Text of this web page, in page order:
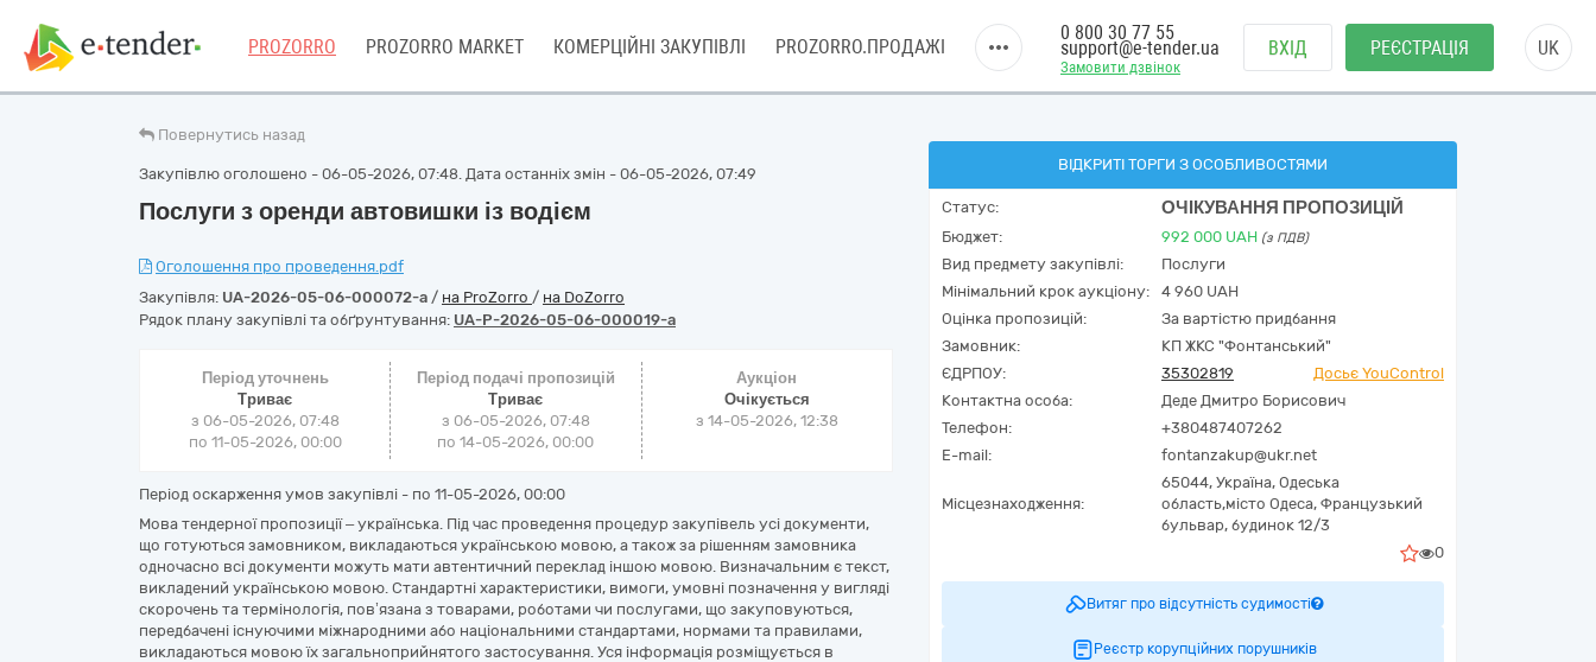
PROZORRO PROZORRO MARKET КОМЕРЦІЙНІ ЗАКУПІВЛІ PROZORRO.ПРОДАЖІ
Замовити дзвінок
0 800 30 77 55
support@e-tender.ua ВХІД РЕЄСТРАЦІЯ UK
Повернутись назад
Закупівлю оголошено - 06-05-2026, 07:48. Дата останніх змін - 06-05-2026, 07:49
Послуги з оренди автовишки із водієм
Оголошення про проведення.pdf
Закупівля: UA-2026-05-06-000072-a / на ProZorro / на DoZorro
Рядок плану закупівлі та обґрунтування: UA-P-2026-05-06-000019-a
Період уточнень
Триває
з 06-05-2026, 07:48
по 11-05-2026, 00:00
Період подачі пропозицій
Триває
з 06-05-2026, 07:48
по 14-05-2026, 00:00
Аукціон
Очікується
з 14-05-2026, 12:38
Період оскарження умов закупівлі - по 11-05-2026, 00:00
Мова тендерної пропозиції – українська. Під час проведення процедур закупівель усі документи,
що готуються замовником, викладаються українською мовою, а також за рішенням замовника
одночасно всі документи можуть мати автентичний переклад іншою мовою. Визначальним є текст,
викладений українською мовою. Стандартні характеристики, вимоги, умовні позначення у вигляді
скорочень та термінологія, пов’язана з товарами, роботами чи послугами, що закуповуються,
передбачені існуючими міжнародними або національними стандартами, нормами та правилами,
викладаються мовою їх загальноприйнятого застосування. Уся інформація розміщується в
ВІДКРИТІ ТОРГИ З ОСОБЛИВОСТЯМИ
Статус: ОЧІКУВАННЯ ПРОПОЗИЦІЙ
Бюджет: 992 000 UAH (з ПДВ)
Вид предмету закупівлі:
Послуги
Мінімальний крок аукціону:
4 960 UAH
Оцінка пропозицій:
За вартістю придбання
Замовник:
КП ЖКС "Фонтанський"
ЄДРПОУ:
35302819
Досьє YouControl
Контактна особа:
Деде Дмитро Борисович
Телефон:
+380487407262
E-mail:
fontanzakup@ukr.net
Місцезнаходження:
65044, Україна, Одеська
область,місто Одеса, Французький
бульвар, будинок 12/3
0
Витяг про відсутність судимості
Реєстр корупційних порушників